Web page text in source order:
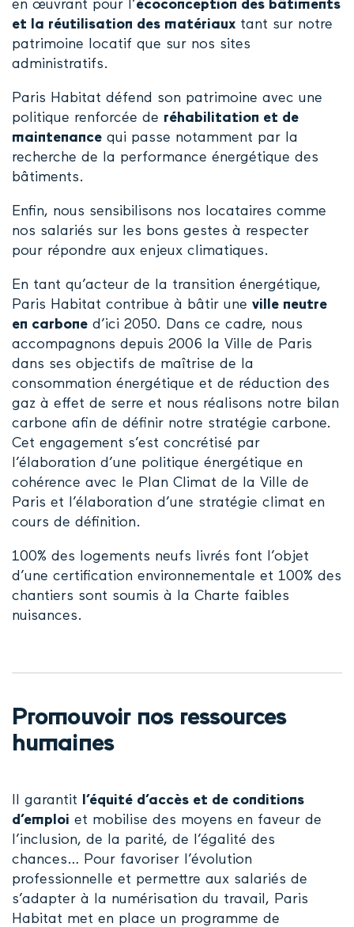
en œuvrant pour l’écoconception des bâtiments
et la réutilisation des matériaux tant sur notre
patrimoine locatif que sur nos sites
administratifs.
Paris Habitat défend son patrimoine avec une
politique renforcée de réhabilitation et de
maintenance qui passe notamment par la
recherche de la performance énergétique des
bâtiments.
Enfin, nous sensibilisons nos locataires comme
nos salariés sur les bons gestes à respecter
pour répondre aux enjeux climatiques.
En tant qu’acteur de la transition énergétique,
Paris Habitat contribue à bâtir une ville neutre
en carbone d’ici 2050. Dans ce cadre, nous
accompagnons depuis 2006 la Ville de Paris
dans ses objectifs de maîtrise de la
consommation énergétique et de réduction des
gaz à effet de serre et nous réalisons notre bilan
carbone afin de définir notre stratégie carbone.
Cet engagement s’est concrétisé par
l’élaboration d’une politique énergétique en
cohérence avec le Plan Climat de la Ville de
Paris et l’élaboration d’une stratégie climat en
cours de définition.
100% des logements neufs livrés font l’objet
d’une certification environnementale et 100% des
chantiers sont soumis à la Charte faibles
nuisances.
Promouvoir nos ressources
humaines
Il garantit
l’équité d’accès et de conditions
d’emploi et mobilise des moyens en faveur de
l’inclusion, de la parité, de l’égalité des
chances… Pour favoriser l’évolution
professionnelle et permettre aux salariés de
s’adapter à la numérisation du travail, Paris
Habitat met en place un programme de